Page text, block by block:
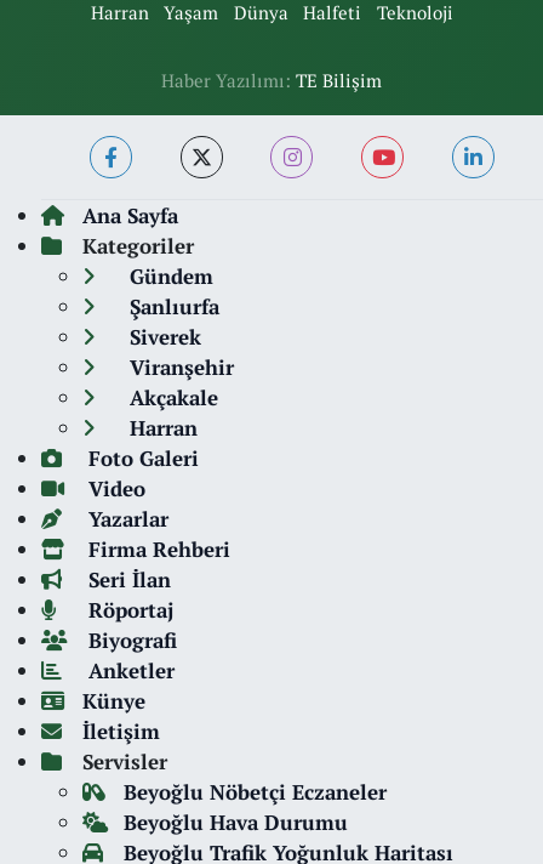
Harran
Yaşam Dünya Halfeti Teknoloji
Haber Yazılımı: TE Bilişim
Ana Sayfa
Kategoriler
Gündem
Şanlıurfa
Siverek
Viranşehir
Akçakale
Harran
Foto Galeri
Video
Yazarlar
Firma Rehberi
Seri İlan
Röportaj
Biyografi
Anketler
Künye
İletişim
Servisler
Beyoğlu Nöbetçi Eczaneler
Beyoğlu Hava Durumu
Beyoğlu Trafik Yoğunluk Haritası